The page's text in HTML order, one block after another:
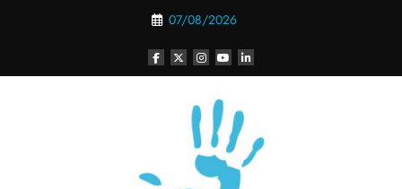
07/08/2026